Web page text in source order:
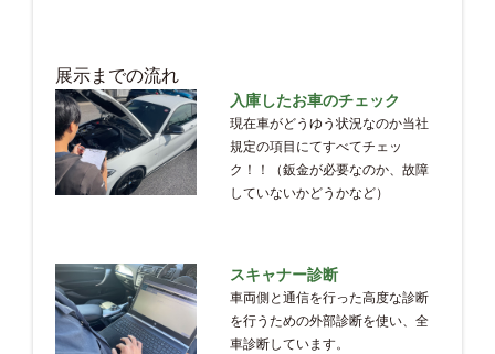
展示までの流れ
入庫したお車のチェック
現在車がどうゆう状況なのか当社
規定の項目にてすべてチェッ
ク！！（鈑金が必要なのか、故障
していないかどうかなど）
スキャナー診断
車両側と通信を行った高度な診断
を行うための外部診断を使い、全
車診断しています。